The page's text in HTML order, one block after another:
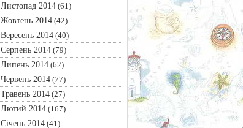
Листопад 2014(61)
Жовтень 2014(42)
Вересень 2014(40)
Серпень 2014(79)
Липень 2014(62)
Червень 2014(77)
Травень 2014(27)
Лютий 2014(167)
Січень 2014(41)